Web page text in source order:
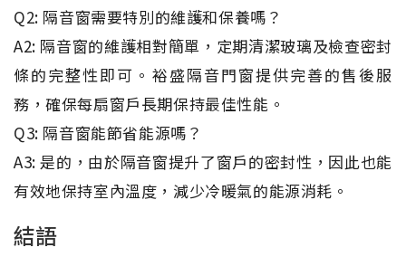
Q2: 隔音窗需要特別的維護和保養嗎？
A2: 隔音窗的維護相對簡單，定期清潔玻璃及檢查密封
條的完整性即可。裕盛隔音門窗提供完善的售後服
務，確保每扇窗戶長期保持最佳性能。
Q3: 隔音窗能節省能源嗎？
A3: 是的，由於隔音窗提升了窗戶的密封性，因此也能
有效地保持室內溫度，減少冷暖氣的能源消耗。
結語